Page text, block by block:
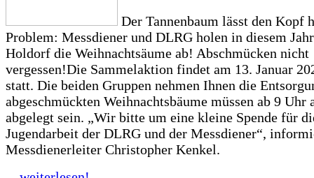
Der Tannenbaum lässt den Kopf
Problem: Messdiener und DLRG holen in diesem
Holdorf die Weihnachtsäume ab! Abschmücken nicht
vergessen!Die Sammelaktion findet am 13. Januar
statt. Die beiden Gruppen nehmen Ihnen die
abgeschmückten Weihnachtsbäume müssen ab 9 Uhr
abgelegt sein. „Wir bitte um eine kleine Spende für
Jugendarbeit der DLRG und der Messdiener“,
Messdienerleiter Christopher Kenkel.